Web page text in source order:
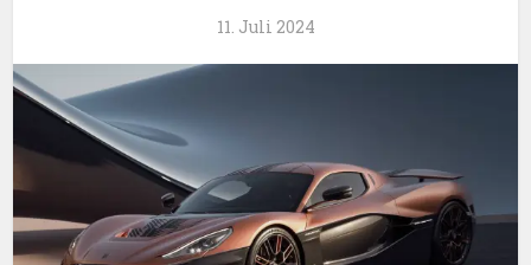
11. Juli 2024